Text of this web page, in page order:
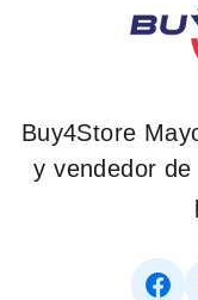
Buy4Store
y vendedor